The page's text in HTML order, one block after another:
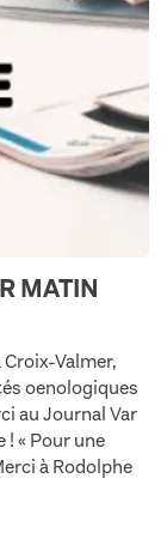
MATIN
Valmer,
oenologiques
au Journal Var
« Pour une
à Rodolphe